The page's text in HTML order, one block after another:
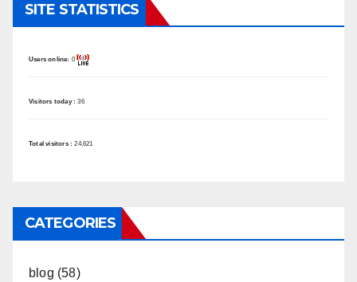
SITE STATISTICS
Users online: 0
Visitors today :36
Total visitors :24,621
CATEGORIES
blog (58)